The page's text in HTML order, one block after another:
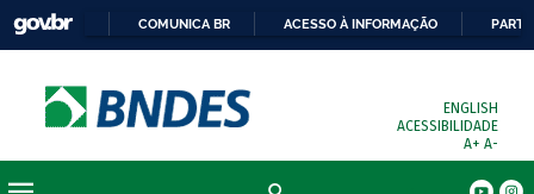
COMUNICA BR ACESSO À INFORMAÇÃO
ENGLISH
ACESSIBILIDADE
A+ A-